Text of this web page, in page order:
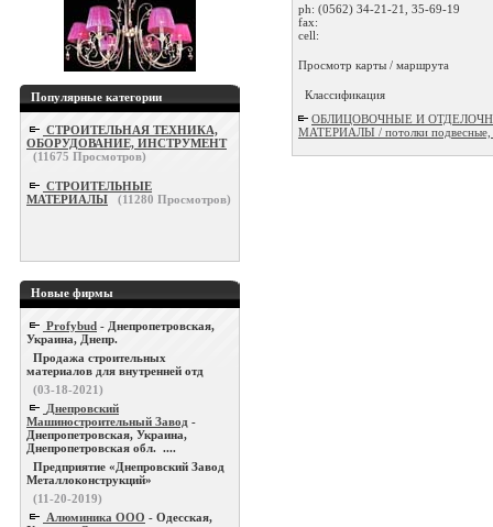
Популярные категории
СТРОИТЕЛЬНАЯ ТЕХНИКА,
ОБОРУДОВАНИЕ, ИНСТРУМЕНТ
(11675 Просмотров)
СТРОИТЕЛЬНЫЕ
МАТЕРИАЛЫ
(11280 Просмотров)
Новые фирмы
Profybud - Днепропетровская,
Украина, Днепр.
Продажа строительных
материалов для внутренней отд
(03-18-2021)
Днепровский
Машиностроительный Завод -
Днепропетровская, Украина,
Днепропетровская обл. ....
Предприятие «Днепровский Завод
Металлоконструкций»
(11-20-2019)
Алюминика ООО - Одесская,
ph: (0562) 34-21-21, 35-69-19
fax:
cell:
Просмотр карты / маршрута
Классификация
ОБЛИЦОВОЧНЫЕ И
МАТЕРИАЛЫ / потолки подвесные,